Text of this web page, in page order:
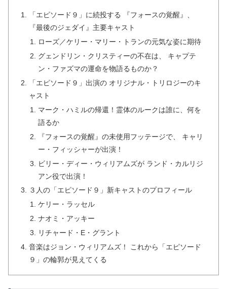
「エピソード９」に続投する 『フォースの覚醒』、
『最後のジェダイ』主要キャスト
ローズ／ケリー・マリー・トランの元気な姿に期待
グェンドリン・クリスティーの不在は、 キャプテ
ン・ファズマの運命を物語るものか？
「エピソード９」出演の オリジナル・トリロジーのキ
ャスト
マーク・ハミルの帰還！霊体のルークは誰に、何を
語るか
『フォースの覚醒』の未使用フッテージで、 キャリ
ー・フィッシャーが出演！
ビリー・ディー・ウィリアムズが ランド・カルリジ
アン役で出演！
３人の「エピソード９」新キャストのプロフィール
ケリー・ラッセル
ナオミ・アッキー
リチャード・E・グラント
音楽はジョン・ウィリアムズ！ これから「エピソード
９」の輪郭が見えてくる